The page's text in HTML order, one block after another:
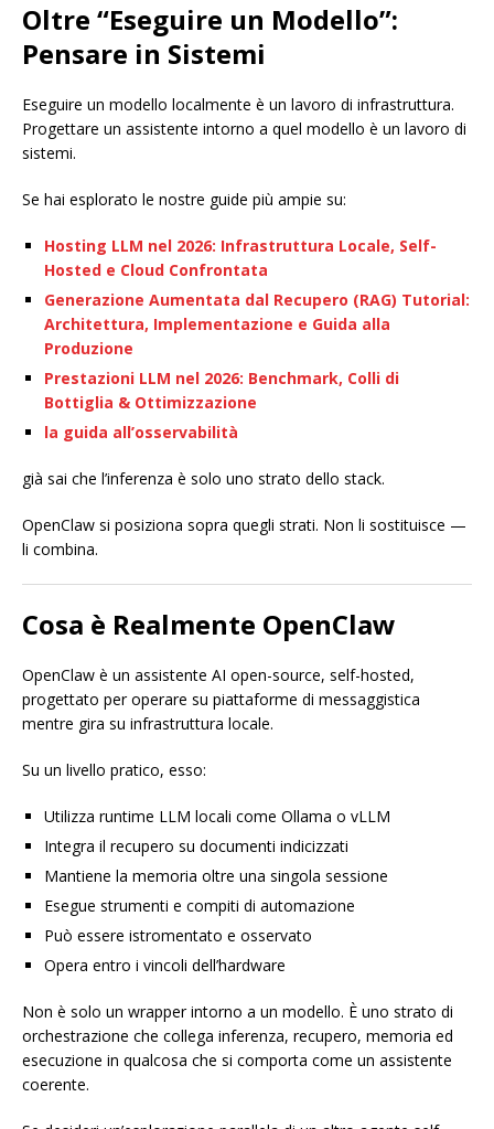
Oltre “Eseguire un Modello”:
Pensare in Sistemi
Eseguire un modello localmente è un lavoro di infrastruttura.
Progettare un assistente intorno a quel modello è un lavoro di
sistemi.
Se hai esplorato le nostre guide più ampie su:
Hosting LLM nel 2026: Infrastruttura Locale, Self-
Hosted e Cloud Confrontata
Generazione Aumentata dal Recupero (RAG) Tutorial:
Architettura, Implementazione e Guida alla
Produzione
Prestazioni LLM nel 2026: Benchmark, Colli di
Bottiglia & Ottimizzazione
la guida all’osservabilità
già sai che l’inferenza è solo uno strato dello stack.
OpenClaw si posiziona sopra quegli strati. Non li sostituisce —
li combina.
Cosa è Realmente OpenClaw
OpenClaw è un assistente AI open-source, self-hosted,
progettato per operare su piattaforme di messaggistica
mentre gira su infrastruttura locale.
Su un livello pratico, esso:
Utilizza runtime LLM locali come Ollama o vLLM
Integra il recupero su documenti indicizzati
Mantiene la memoria oltre una singola sessione
Esegue strumenti e compiti di automazione
Può essere istromentato e osservato
Opera entro i vincoli dell’hardware
Non è solo un wrapper intorno a un modello. È uno strato di
orchestrazione che collega inferenza, recupero, memoria ed
esecuzione in qualcosa che si comporta come un assistente
coerente.